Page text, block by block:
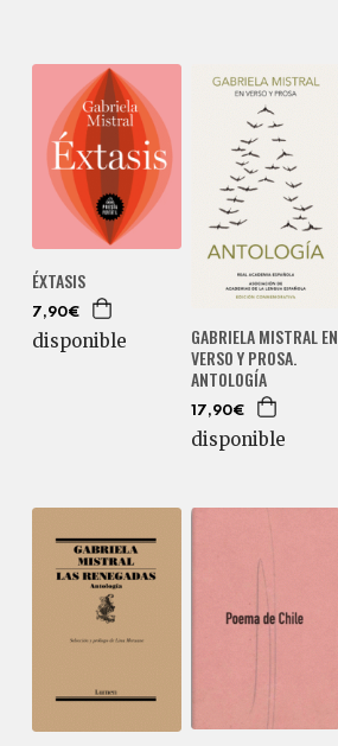
ÉXTASIS
7,90€
disponible
GABRIELA MISTRAL EN
VERSO Y PROSA.
ANTOLOGÍA
17,90€
disponible